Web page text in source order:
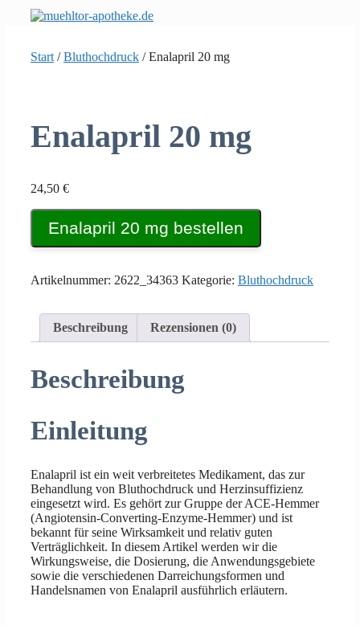
Start /Bluthochdruck / Enalapril 20 mg
Enalapril 20 mg
24,50 €
Enalapril 20 mg bestellen
Artikelnummer: 2622_34363 Kategorie: Bluthochdruck
Beschreibung Rezensionen (0)
Beschreibung
Einleitung
Enalapril ist ein weit verbreitetes Medikament, das zur
Behandlung von Bluthochdruck und Herzinsuffizienz
eingesetzt wird. Es gehört zur Gruppe der ACE-Hemmer
(Angiotensin-Converting-Enzyme-Hemmer) und ist
bekannt für seine Wirksamkeit und relativ guten
Verträglichkeit. In diesem Artikel werden wir die
Wirkungsweise, die Dosierung, die Anwendungsgebiete
sowie die verschiedenen Darreichungsformen und
Handelsnamen von Enalapril ausführlich erläutern.